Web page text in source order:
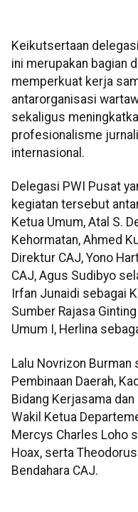
Keikutsertaan
ini merupakan bagian
memperkuat kerja
antarorganisasi
sekaligus
profesionalisme
internasional.
Delegasi PWI Pusat
kegiatan tersebut
Ketua Umum, Atal S.
Kehormatan, Ahmed
Direktur CAJ, Yono
CAJ, Agus Sudibyo
Irfan Junaidi sebagai
Sumber Rajasa
Umum I, Herlina
Lalu Novrizon Burman
Pembinaan Daerah,
Bidang Kerjasama
Wakil Ketua
Mercys Charles Loho
Hoax, serta
Bendahara CAJ.